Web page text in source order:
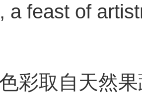
a feast of
彩取自天然